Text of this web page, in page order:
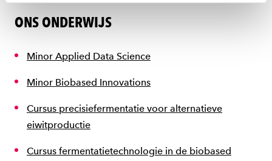
ons cookiestatement.
ONS ONDERWIJS
Minor Applied Data Science
Minor Biobased Innovations
Cursus precisiefermentatie voor alternatieve
eiwitproductie
Cursus fermentatietechnologie in de biobased